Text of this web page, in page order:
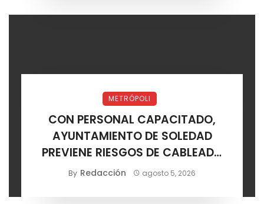
METRÓPOLI
CON PERSONAL CAPACITADO,
AYUNTAMIENTO DE SOLEDAD
PREVIENE RIESGOS DE CABLEADO
ELÉCTRICO
By Redacción agosto 5, 2026